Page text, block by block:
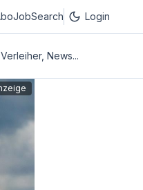
JobSearch Login
News...